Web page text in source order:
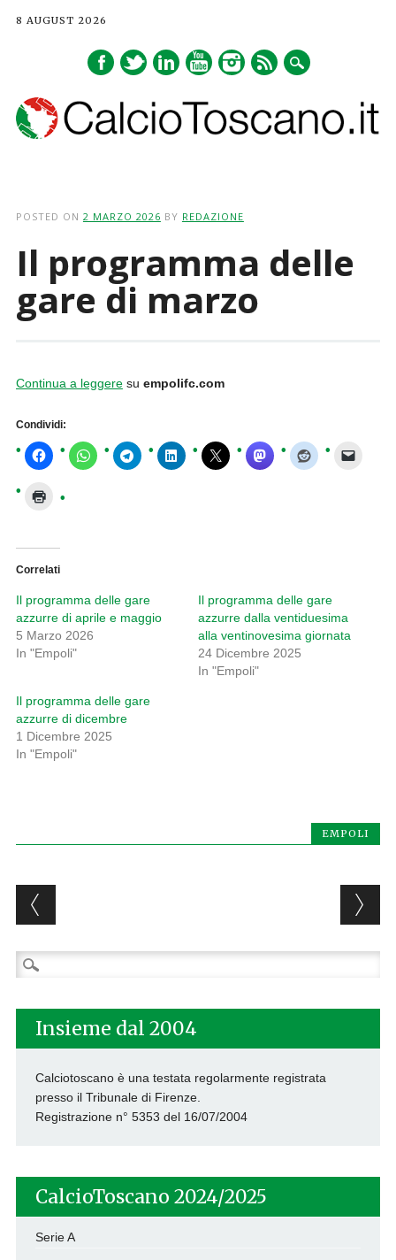
8 AUGUST 2026
POSTED ON 2 MARZO 2026 BY REDAZIONE
Il programma delle
gare di marzo
Continua a leggeresu empolifc.com
Condividi:
Correlati
Il programma delle gare
azzurre di aprile e maggio
5 Marzo 2026
In "Empoli"
Il programma delle gare
azzurre dalla ventiduesima
alla ventinovesima giornata
24 Dicembre 2025
In "Empoli"
Il programma delle gare
azzurre di dicembre
1 Dicembre 2025
In "Empoli"
EMPOLI
Post navigation
Ricerca
per:
Insieme dal 2004
Calciotoscano è una testata regolarmente registrata
presso il Tribunale di Firenze.
Registrazione n° 5353 del 16/07/2004
CalcioToscano 2024/2025
Serie A